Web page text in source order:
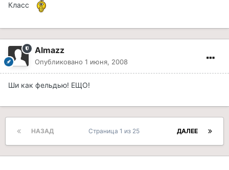
Класс
Almazz
Опубликовано 1 июня, 2008
Ши как фельдью! ЕЩО!
НАЗАД ДАЛЕЕ
Страница 1 из 25